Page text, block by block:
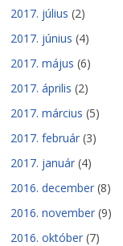
2017. július (2)
2017. június (4)
2017. május (6)
2017. április (2)
2017. március (5)
2017. február (3)
2017. január (4)
2016. december (8)
2016. november (9)
2016. október (7)